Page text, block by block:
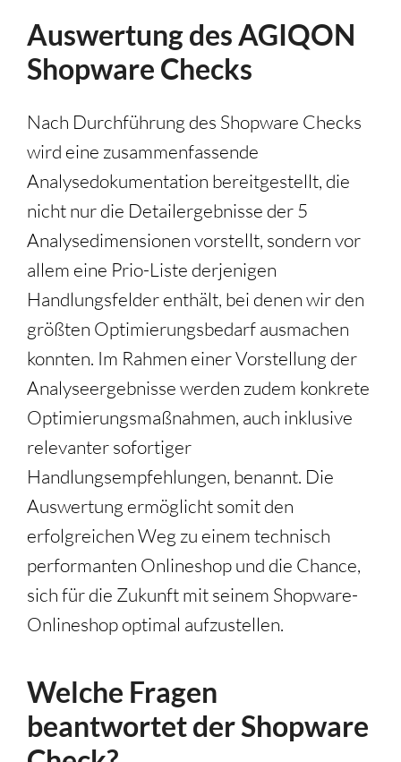
Auswertung des AGIQON
Shopware Checks
Nach Durchführung des Shopware Checks
wird eine zusammenfassende
Analysedokumentation bereitgestellt, die
nicht nur die Detailergebnisse der 5
Analysedimensionen vorstellt, sondern vor
allem eine Prio-Liste derjenigen
Handlungsfelder enthält, bei denen wir den
größten Optimierungsbedarf ausmachen
konnten. Im Rahmen einer Vorstellung der
Analyseergebnisse werden zudem konkrete
Optimierungsmaßnahmen, auch inklusive
relevanter sofortiger
Handlungsempfehlungen, benannt. Die
Auswertung ermöglicht somit den
erfolgreichen Weg zu einem technisch
performanten Onlineshop und die Chance,
sich für die Zukunft mit seinem Shopware-
Onlineshop optimal aufzustellen.
Welche Fragen
beantwortet der Shopware